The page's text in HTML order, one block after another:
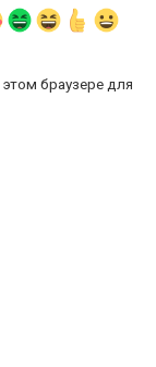
браузере для